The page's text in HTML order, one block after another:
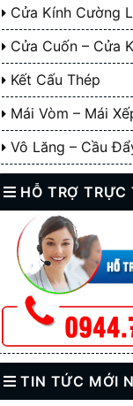
Cửa Kính Cường
Cửa Cuốn – Cửa
Kết Cấu Thép
Mái Vòm – Mái
Vô Lăng – Cầu
HỖ TRỢ TRỰC
TIN TỨC MỚI